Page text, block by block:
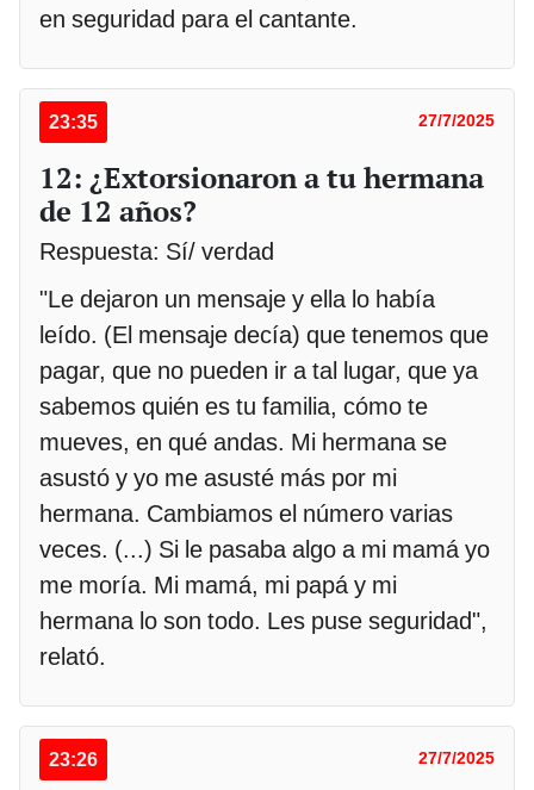
en seguridad para el cantante.
23:35 27/7/2025
12: ¿Extorsionaron a tu hermana
de 12 años?
Respuesta: Sí/ verdad
"Le dejaron un mensaje y ella lo había
leído. (El mensaje decía) que tenemos que
pagar, que no pueden ir a tal lugar, que ya
sabemos quién es tu familia, cómo te
mueves, en qué andas. Mi hermana se
asustó y yo me asusté más por mi
hermana. Cambiamos el número varias
veces. (...) Si le pasaba algo a mi mamá yo
me moría. Mi mamá, mi papá y mi
hermana lo son todo. Les puse seguridad",
relató.
23:26 27/7/2025